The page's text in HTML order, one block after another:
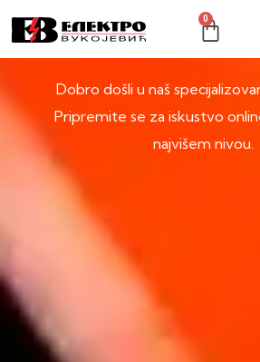
0
SHOP
Dobro došli u naš
Pripremite se za iskustvo
najvišem nivou.